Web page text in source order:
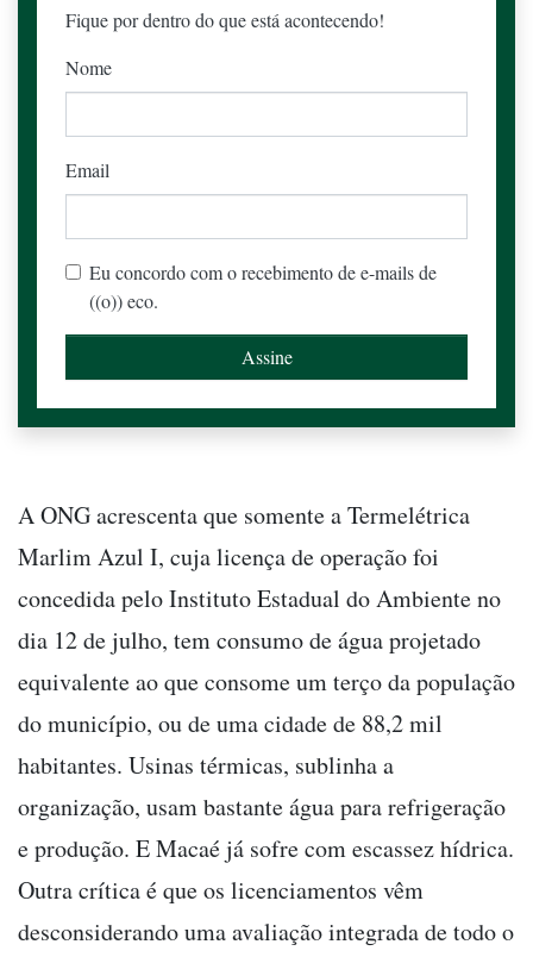
Fique por dentro do que está acontecendo!
Nome
Email
Eu concordo com o recebimento de e-mails de
((o)) eco.
A ONG acrescenta que somente a Termelétrica
Marlim Azul I, cuja licença de operação foi
concedida pelo Instituto Estadual do Ambiente no
dia 12 de julho, tem consumo de água projetado
equivalente ao que consome um terço da população
do município, ou de uma cidade de 88,2 mil
habitantes. Usinas térmicas, sublinha a
organização, usam bastante água para refrigeração
e produção. E Macaé já sofre com escassez hídrica.
Outra crítica é que os licenciamentos vêm
desconsiderando uma avaliação integrada de todo o